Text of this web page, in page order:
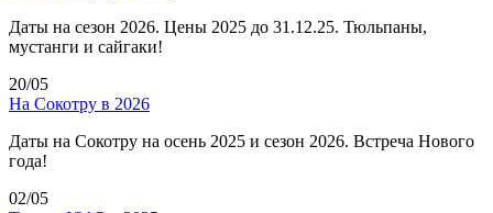
Даты на сезон 2026. Цены 2025 до 31.12.25. Тюльпаны,
мустанги и сайгаки!
20/05
На Сокотру в 2026
Даты на Сокотру на осень 2025 и сезон 2026. Встреча Нового
года!
02/05